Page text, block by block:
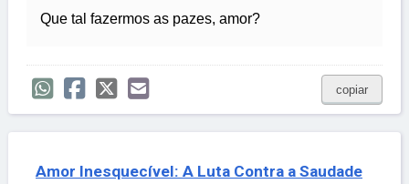
Que tal fazermos as pazes, amor?
copiar
Amor Inesquecível: A Luta Contra a Saudade